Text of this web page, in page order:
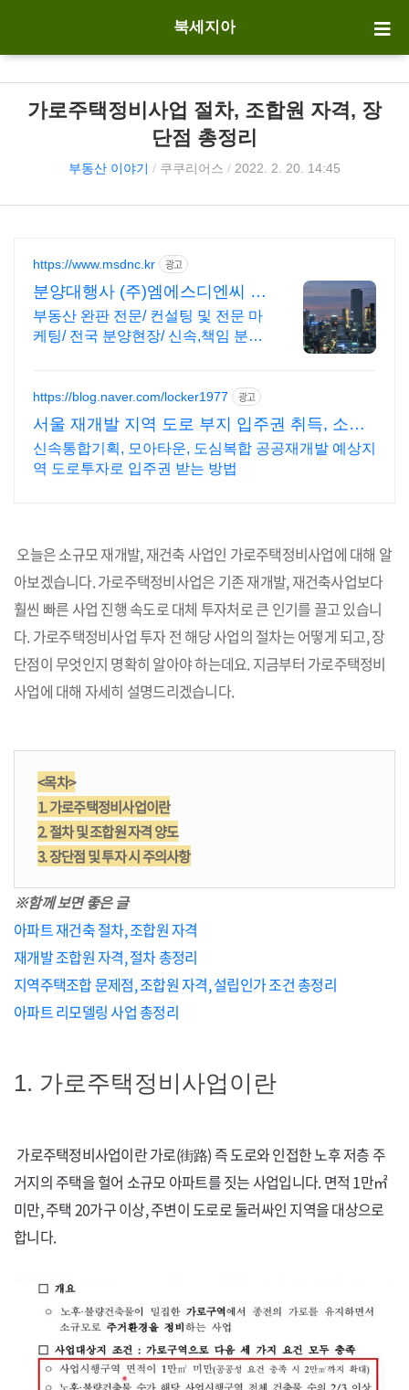
북세지아
가로주택정비사업 절차, 조합원 자격, 장
단점 총정리
부동산 이야기 / 쿠쿠리어스 / 2022. 2. 20. 14:45
https://www.msdnc.kr 광고
분양대행사 (주)엠에스디엔씨 진
단부터 완판까지 책임분양
부동산 완판 전문/ 컨설팅 및 전문 마
케팅/ 전국 분양현장/ 신속,책임 분양
https://blog.naver.com/locker1977 광고
서울 재개발 지역 도로 부지 입주권 취득, 소액
투자 가능
신속통합기획, 모아타운, 도심복합 공공재개발 예상지
역 도로투자로 입주권 받는 방법
오늘은 소규모 재개발, 재건축 사업인 가로주택정비사업에 대해 알
아보겠습니다. 가로주택정비사업은 기존 재개발, 재건축사업보다
훨씬 빠른 사업 진행 속도로 대체 투자처로 큰 인기를 끌고 있습니
다. 가로주택정비사업 투자 전 해당 사업의 절차는 어떻게 되고, 장
단점이 무엇인지 명확히 알아야 하는데요. 지금부터 가로주택정비
사업에 대해 자세히 설명드리겠습니다.
<목차>
1. 가로주택정비사업이란
2. 절차 및 조합원 자격 양도
3. 장단점 및 투자 시 주의사항
※함께 보면 좋은 글
아파트 재건축 절차, 조합원 자격
재개발 조합원 자격, 절차 총정리
지역주택조합 문제점, 조합원 자격, 설립인가 조건 총정리
아파트 리모델링 사업 총정리
1. 가로주택정비사업이란
가로주택정비사업이란 가로(街路) 즉 도로와 인접한 노후 저층 주
거지의 주택을 헐어 소규모 아파트를 짓는 사업입니다. 면적 1만㎡
미만, 주택 20가구 이상, 주변이 도로로 둘러싸인 지역을 대상으로
합니다.